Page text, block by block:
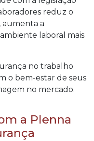
reduz o
aumenta a
laboral mais
no trabalho
o bem-estar de seus
no mercado.
a Plenna